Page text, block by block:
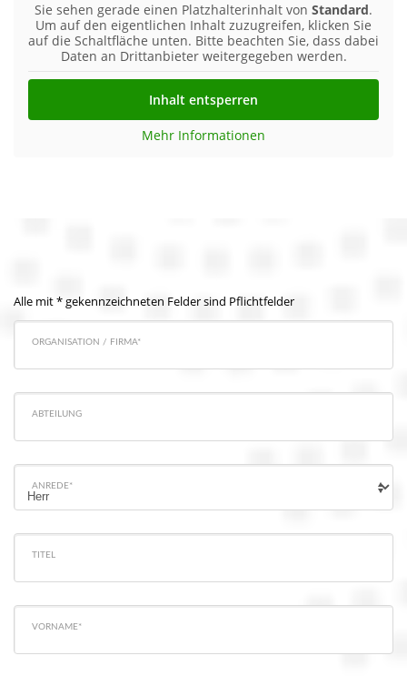
Sie sehen gerade einen Platzhalterinhalt von Standard.
Um auf den eigentlichen Inhalt zuzugreifen, klicken Sie
auf die Schaltfläche unten. Bitte beachten Sie, dass dabei
Daten an Drittanbieter weitergegeben werden.
Inhalt entsperren
Mehr Informationen
Alle mit * gekennzeichneten Felder sind Pflichtfelder
ORGANISATION / FIRMA*
ABTEILUNG
ANREDE*
TITEL
VORNAME*